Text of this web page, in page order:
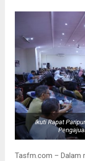
Ikuti Rapat
Tasfm.com – Dalam